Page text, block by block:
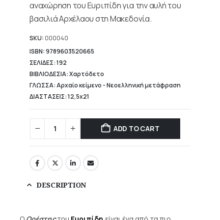
αναχώρηση του Ευριπίδη για την αυλή του
βασιλιά Αρχέλαου στη Μακεδονία.
SKU: 000040
ISBN: 9789603520665
ΣΕΛΙΔΕΣ: 192
ΒΙΒΛΙΟΔΕΣΙΑ: Χαρτόδετο
ΓΛΩΣΣΑ: Αρχαίο κείμενο - Νεοελληνική μετάφραση
ΔΙΑΣΤΑΣΕΙΣ: 12,5x21
ADD TO CART
DESCRIPTION